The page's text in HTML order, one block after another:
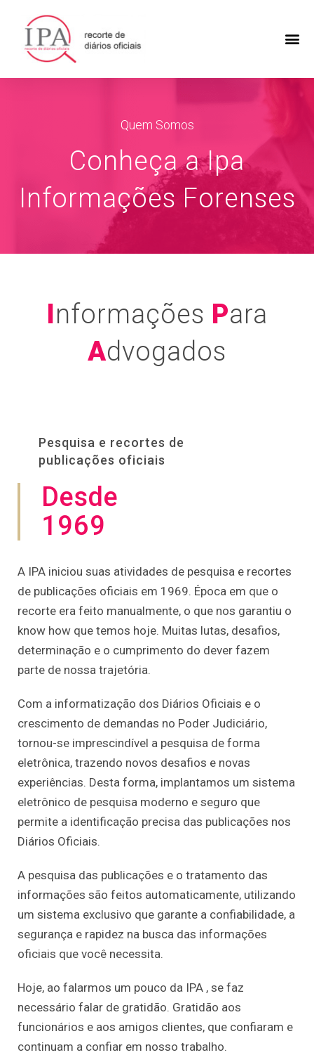
Quem Somos
Conheça a Ipa
Informações Forenses
Informações Para
Advogados
Pesquisa e recortes de
publicações oficiais
Desde
1969
A IPA iniciou suas atividades de pesquisa e recortes
de publicações oficiais em 1969. Época em que o
recorte era feito manualmente, o que nos garantiu o
know how que temos hoje. Muitas lutas, desafios,
determinação e o cumprimento do dever fazem
parte de nossa trajetória.
Com a informatização dos Diários Oficiais e o
crescimento de demandas no Poder Judiciário,
tornou-se imprescindível a pesquisa de forma
eletrônica, trazendo novos desafios e novas
experiências. Desta forma, implantamos um sistema
eletrônico de pesquisa moderno e seguro que
permite a identificação precisa das publicações nos
Diários Oficiais.
A pesquisa das publicações e o tratamento das
informações são feitos automaticamente, utilizando
um sistema exclusivo que garante a confiabilidade, a
segurança e rapidez na busca das informações
oficiais que você necessita.
Hoje, ao falarmos um pouco da IPA , se faz
necessário falar de gratidão. Gratidão aos
funcionários e aos amigos clientes, que confiaram e
continuam a confiar em nosso trabalho.